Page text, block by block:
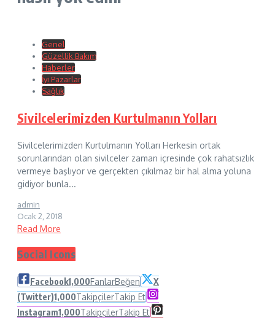
Genel
Güzellik Bakım
Haberler
İyi Pazarlar
Sağlık
Sivilcelerimizden Kurtulmanın Yolları
Sivilcelerimizden Kurtulmanın Yolları Herkesin ortak
sorunlarından olan sivilceler zaman içresinde çok rahatsızlık
vermeye başlıyor ve gerçekten çıkılmaz bir hal alma yoluna
gidiyor bunla...
admin
Ocak 2, 2018
Read More
Social Icons
Facebook1,000FanlarBeğen
X
(Twitter)1,000TakipçilerTakip Et
Instagram1,000TakipçilerTakip Et